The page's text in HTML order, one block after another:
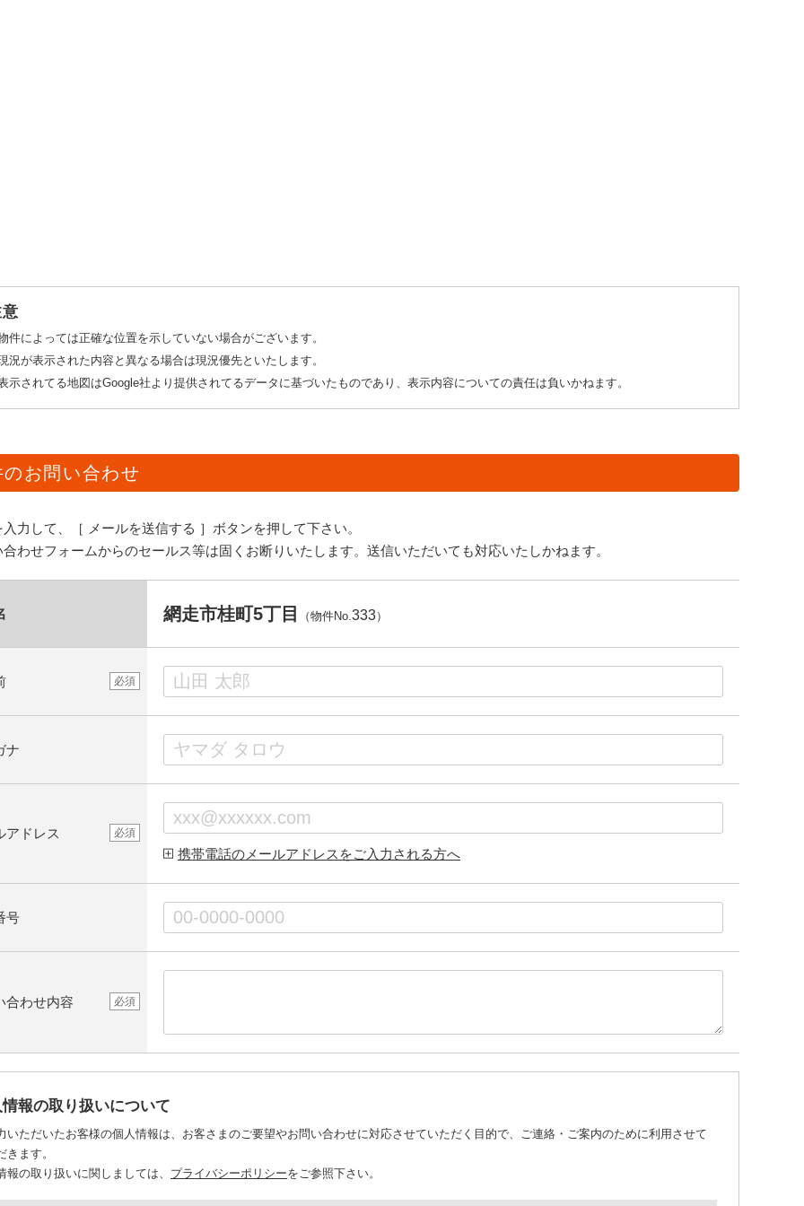
件によっては正確な位置を示していない場合がございます。
況が表示された内容と異なる場合は現況優先といたします。
示されてる地図はGoogle社より提供されてるデータに基づいたものであり、表示内容についての責任は負いかねます。
のお問い合わせ
力して、［ メールを送信する ］ボタンを押して下さい。
わせフォームからのセールス等は固くお断りいたします。送信いただいても対応いたしかねます。
網走市桂町5丁目 （物件No.333）
必須
ナ
アドレス 必須
携帯電話のメールアドレスをご入力される方へ
号
合わせ内容 必須
報の取り扱いについて
いただいたお客様の個人情報は、お客さまのご要望やお問い合わせに対応させていただく目的で、ご連絡・ご案内のために利用させて
きます。
報の取り扱いに関しましては、 プライバシーポリシーをご参照下さい。